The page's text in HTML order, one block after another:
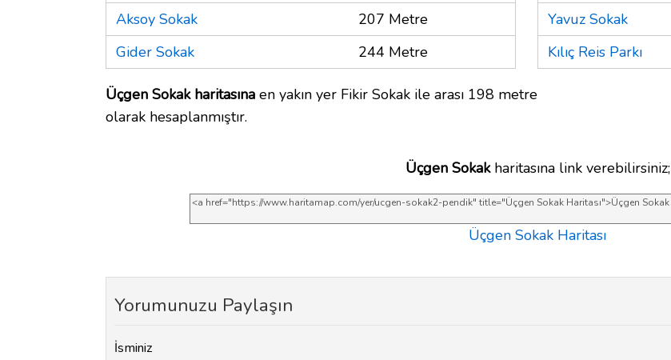
Aksoy Sokak
207 Metre
Gider Sokak
244 Metre
Üçgen Sokak haritasına en yakın yer Fikir Sokak ile arası 198 metre
olarak hesaplanmıştır.
Yavuz Sokak
Kılıç Reis Parkı
Üçgen Sokakharitasına link verebilirsiniz;
Üçgen Sokak Haritası
Yorumunuzu Paylaşın
İsminiz